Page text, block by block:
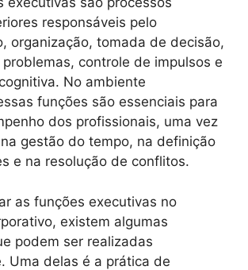
responsáveis pelo
organização, tomada de decisão,
controle de impulsos e
No ambiente
funções são essenciais para
dos profissionais, uma vez
gestão do tempo, na definição
e na resolução de conflitos.
as funções executivas no
existem algumas
podem ser realizadas
Uma delas é a prática de